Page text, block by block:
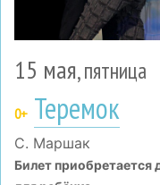
15 мая, пятница
0+ Теремок
С. Маршак
Билет приобретается